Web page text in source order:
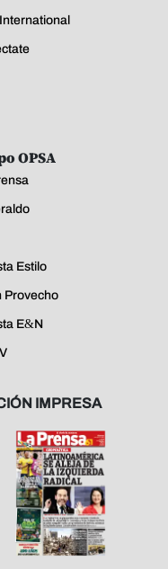
OPSA
Estilo
Provecho
E&N
IMPRESA